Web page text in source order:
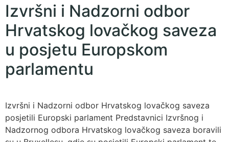
Izvršni i Nadzorni odbor
Hrvatskog lovačkog saveza
u posjetu Europskom
parlamentu
Izvršni i Nadzorni odbor Hrvatskog lovačkog saveza
posjetili Europski parlament Predstavnici Izvršnog i
Nadzornog odbora Hrvatskog lovačkog saveza boravili